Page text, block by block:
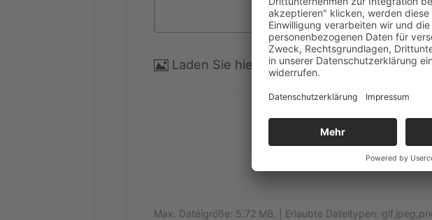
Laden Sie hier ein Bild vom Scha­den hoch
Max. Datei­grö­ße: 5.72 MB. | Erlaub­te Datei­ty­pen: